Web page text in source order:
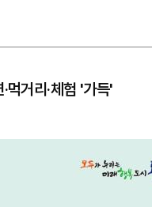
먹거리‧체험 '가득'